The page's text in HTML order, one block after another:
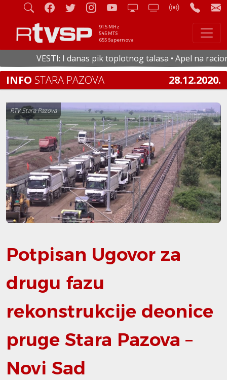
91.5 MHz
545 MTS
655 Supernova
VESTI: I danas pik toplotnog talasa • Apel na
INFO STARA PAZOVA 28.12.2020.
RTV Stara Pazova
Potpisan Ugovor za
drugu fazu
rekonstrukcije deonice
pruge Stara Pazova –
Novi Sad